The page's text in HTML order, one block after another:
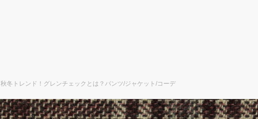
秋冬トレンド！グレンチェックとは？パンツ/ジャケット/コーデ